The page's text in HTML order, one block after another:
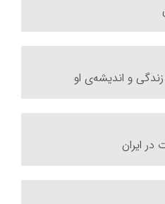
و اندیشه‌ی او
در ایران